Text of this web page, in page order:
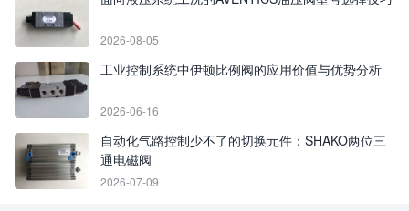
2026-08-05
工业控制系统中伊顿比例阀的应用价值与优势分析
2026-06-16
自动化气路控制少不了的切换元件：SHAKO两位三
通电磁阀
2026-07-09